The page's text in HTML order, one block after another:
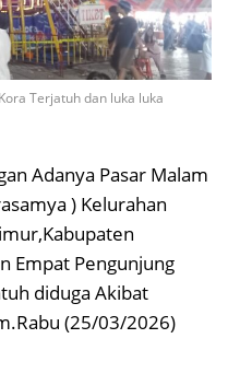
Terjatuh dan luka luka
Adanya Pasar Malam
) Kelurahan
Empat Pengunjung
diduga Akibat
(25/03/2026)